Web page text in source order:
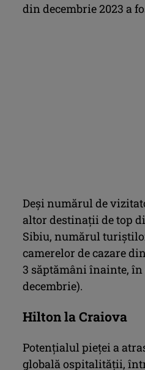
din decembrie 2023 a
Deși numărul de
altor destinații de top
Sibiu, numărul
camerelor de cazare
3 săptămâni înainte,
decembrie).
Hilton la Craiova
Potențialul pieței a
globală ospitalității,